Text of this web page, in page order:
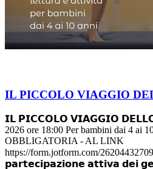
IL PICCOLO VIAGGIO
𝗜𝗟 𝗣𝗜𝗖𝗖𝗢𝗟𝗢 𝗩𝗜𝗔𝗚𝗚𝗜𝗢 𝗗𝗘𝗟𝗟𝗢
2026 ore 18:00 Per bambini dai 4 ai
OBBLIGATORIA - AL LINK
https://form.jotform.com/
𝗽𝗮𝗿𝘁𝗲𝗰𝗶𝗽𝗮𝘇𝗶𝗼𝗻𝗲 𝗮𝘁𝘁𝗶𝘃𝗮 𝗱𝗲𝗶